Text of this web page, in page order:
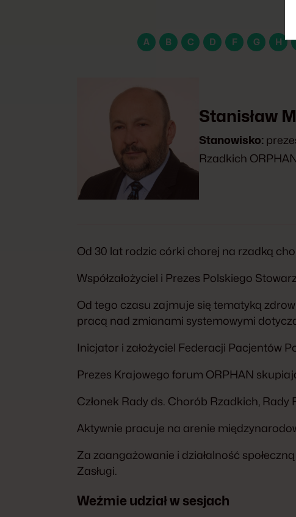
A B C D F G H
Stanisław
Stanowisko:
Rzadkich
Od 30 lat rodzic córki chorej na rzadką
Współzałożyciel i Prezes Polskiego
Od tego czasu zajmuje się tematyką
pracą nad zmianami systemowymi
Inicjator i założyciel Federacji Pacjentów
Prezes Krajowego forum ORPHAN
Członek Rady ds. Chorób Rzadkich,
Aktywnie pracuje na arenie
Za zaangażowanie i działalność
Zasługi.
Weźmie udział w sesjach